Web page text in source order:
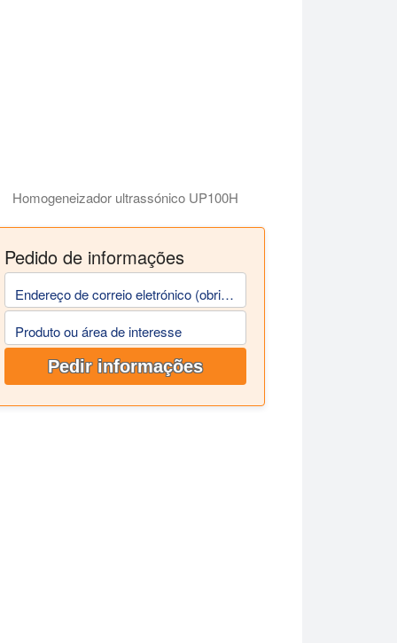
Homogeneizador ultrassónico UP100H
Pedido de informações
Endereço de correio eletrónico (obrigatório)
Produto ou área de interesse
Pedir informações